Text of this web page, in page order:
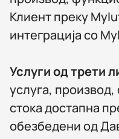
Клиент преку
интеграција со
Услуги од трети
услуга,
стока достапна
обезбедени од